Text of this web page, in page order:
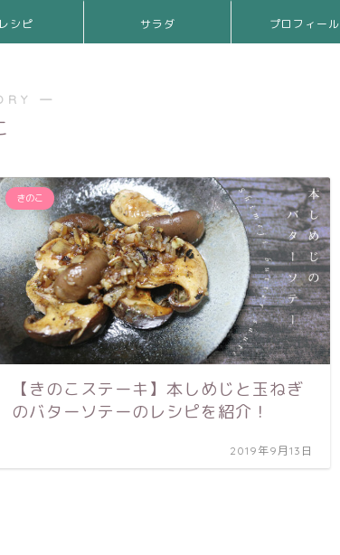
シピ サラダ プロフィール
―
きのこ
【きのこステーキ】本しめじと玉ねぎ
のバターソテーのレシピを紹介！
2019年9月13日